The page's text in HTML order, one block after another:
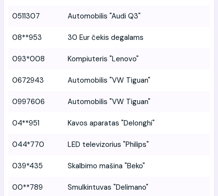
0511307 Automobilis "Audi Q3"
08**953 30 Eur čekis degalams
093*008 Kompiuteris "Lenovo"
0672943 Automobilis "VW Tiguan"
0997606 Automobilis "VW Tiguan"
04**951 Kavos aparatas "Delonghi"
044*770 LED televizorius "Philips"
039*435 Skalbimo mašina "Beko"
00**789 Smulkintuvas "Delimano"